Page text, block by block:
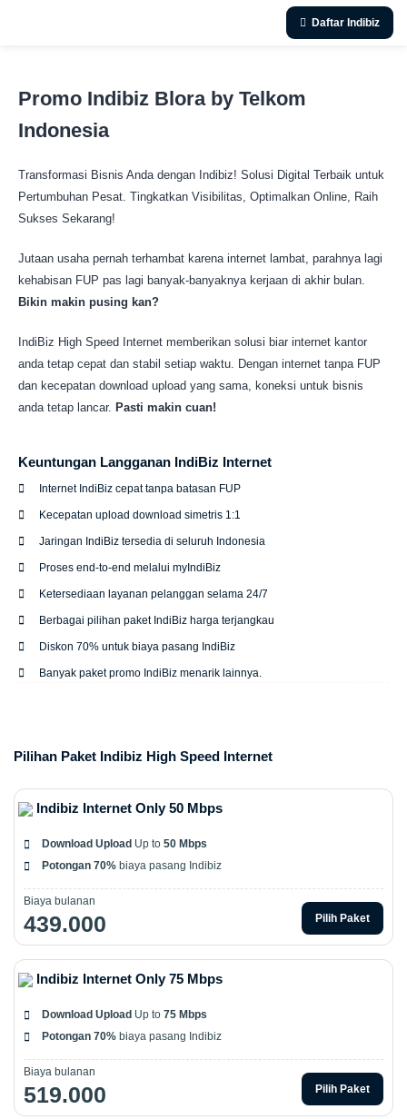
Daftar Indibiz
Promo Indibiz Blora by Telkom
Indonesia
Transformasi Bisnis Anda dengan Indibiz! Solusi Digital Terbaik untuk
Pertumbuhan Pesat. Tingkatkan Visibilitas, Optimalkan Online, Raih
Sukses Sekarang!
Jutaan usaha pernah terhambat karena internet lambat, parahnya lagi
kehabisan FUP pas lagi banyak-banyaknya kerjaan di akhir bulan.
Bikin makin pusing kan?
IndiBiz High Speed Internet memberikan solusi biar internet kantor
anda tetap cepat dan stabil setiap waktu. Dengan internet tanpa FUP
dan kecepatan download upload yang sama, koneksi untuk bisnis
anda tetap lancar. Pasti makin cuan!
Keuntungan Langganan IndiBiz Internet
Internet IndiBiz cepat tanpa batasan FUP
Kecepatan upload download simetris 1:1
Jaringan IndiBiz tersedia di seluruh Indonesia
Proses end-to-end melalui myIndiBiz
Ketersediaan layanan pelanggan selama 24/7
Berbagai pilihan paket IndiBiz harga terjangkau
Diskon 70% untuk biaya pasang IndiBiz
Banyak paket promo IndiBiz menarik lainnya.
Pilihan Paket Indibiz High Speed Internet
Indibiz Internet Only 50 Mbps
Download Upload Up to 50 Mbps
Potongan 70% biaya pasang Indibiz
Biaya bulanan
439.000 Pilih Paket
Indibiz Internet Only 75 Mbps
Download Upload Up to 75 Mbps
Potongan 70% biaya pasang Indibiz
Biaya bulanan
519.000 Pilih Paket